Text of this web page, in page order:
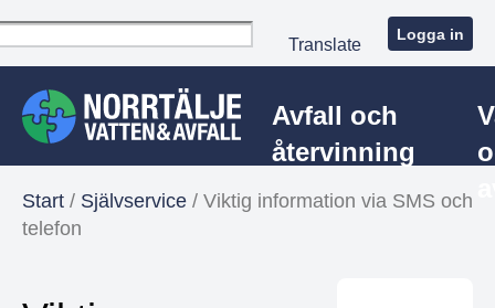
Translate
Logga in
Avfall och
återvinning
Start / Självservice / Viktig information via SMS och
telefon